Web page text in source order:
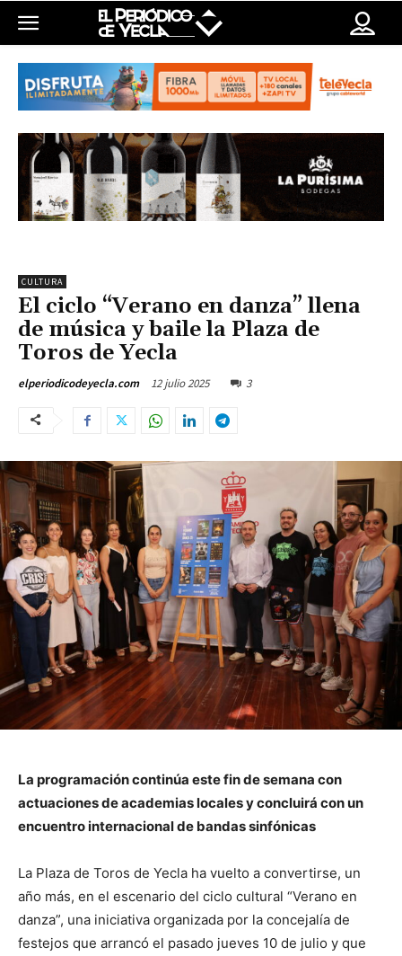
CULTURA
El ciclo “Verano en danza” llena
de música y baile la Plaza de
Toros de Yecla
elperiodicodeyecla.com 12 julio 2025 3
La programación continúa este fin de semana con
actuaciones de academias locales y concluirá con un
encuentro internacional de bandas sinfónicas
La Plaza de Toros de Yecla ha vuelto a convertirse, un
año más, en el escenario del ciclo cultural “Verano en
danza”, una iniciativa organizada por la concejalía de
festejos que arrancó el pasado jueves 10 de julio y que